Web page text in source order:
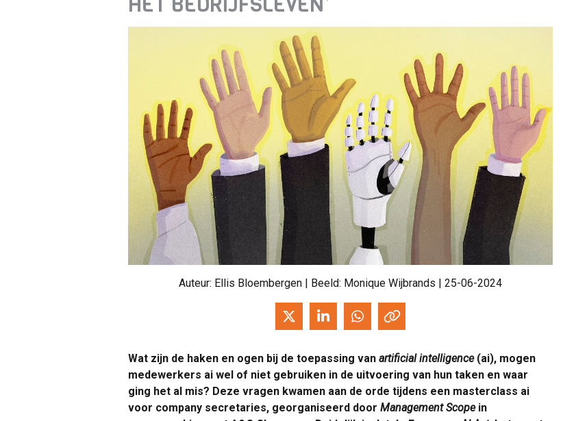
Auteur: Ellis Bloembergen | Beeld: Monique Wijbrands | 25-06-2024
Wat zijn de haken en ogen bij de toepassing van artificial intelligence (ai), mogen
medewerkers ai wel of niet gebruiken in de uitvoering van hun taken en waar
ging het al mis? Deze vragen kwamen aan de orde tijdens een masterclass ai
voor company secretaries, georganiseerd door Management Scope in